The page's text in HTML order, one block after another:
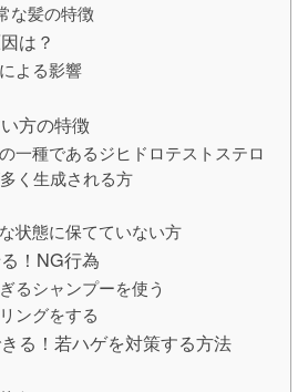
な髪の特徴
は？
よる影響
方の特徴
一種であるジヒドロテストステロ
く生成される方
状態に保てていない方
！NG行為
るシャンプーを使う
ングをする
る！若ハゲを対策する方法